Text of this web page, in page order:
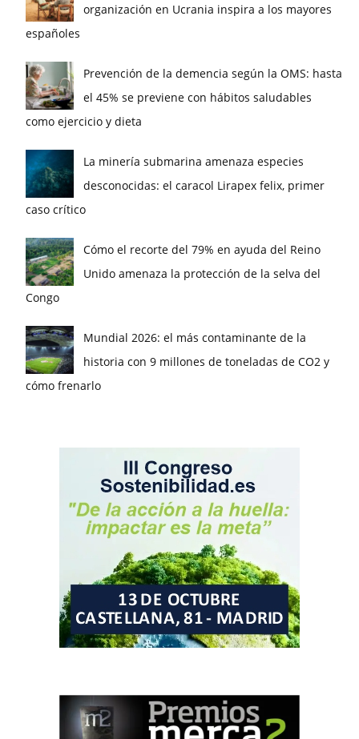
organización en Ucrania inspira a los mayores
españoles
Prevención de la demencia según la OMS: hasta
el 45% se previene con hábitos saludables
como ejercicio y dieta
La minería submarina amenaza especies
desconocidas: el caracol Lirapex felix, primer
caso crítico
Cómo el recorte del 79% en ayuda del Reino
Unido amenaza la protección de la selva del
Congo
Mundial 2026: el más contaminante de la
historia con 9 millones de toneladas de CO2 y
cómo frenarlo